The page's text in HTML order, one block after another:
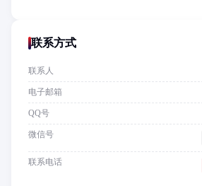
联系方式
联系人
电子邮箱
QQ号
微信号
联系电话